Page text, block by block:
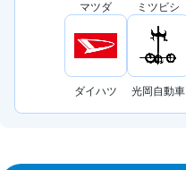
マツダ ミツビシ
ダイハツ 光岡自動車